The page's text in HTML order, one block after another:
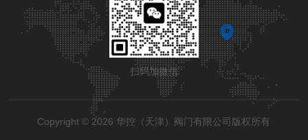
扫码加微信
Copyright © 2026 华控（天津）阀门有限公司版权所有